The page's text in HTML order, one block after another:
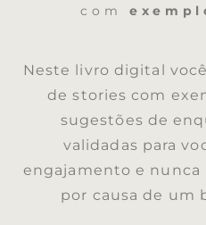
com
Neste livro digital
de stories com
sugestões de
validadas para
engajamento e nunca
por causa de um